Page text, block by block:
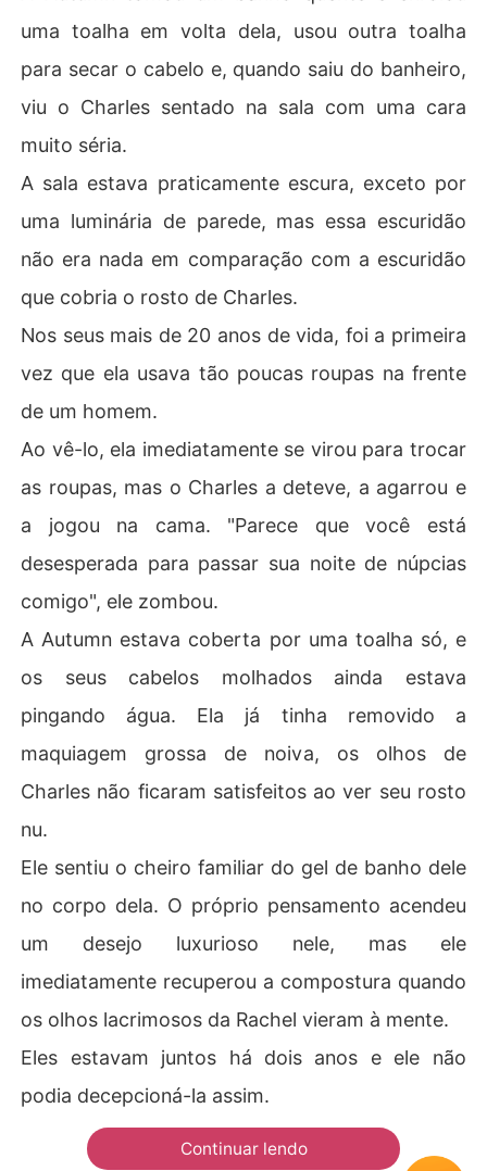
uma toalha em volta dela, usou outra toalha
para secar o cabelo e, quando saiu do banheiro,
viu o Charles sentado na sala com uma cara
muito séria.
A sala estava praticamente escura, exceto por
uma luminária de parede, mas essa escuridão
não era nada em comparação com a escuridão
que cobria o rosto de Charles.
Nos seus mais de 20 anos de vida, foi a primeira
vez que ela usava tão poucas roupas na frente
de um homem.
Ao vê-lo, ela imediatamente se virou para trocar
as roupas, mas o Charles a deteve, a agarrou e
a jogou na cama. "Parece que você está
desesperada para passar sua noite de núpcias
comigo", ele zombou.
A Autumn estava coberta por uma toalha só, e
os seus cabelos molhados ainda estava
pingando água. Ela já tinha removido a
maquiagem grossa de noiva, os olhos de
Charles não ficaram satisfeitos ao ver seu rosto
nu.
Ele sentiu o cheiro familiar do gel de banho dele
no corpo dela. O próprio pensamento acendeu
um desejo luxurioso nele, mas ele
imediatamente recuperou a compostura quando
os olhos lacrimosos da Rachel vieram à mente.
Eles estavam juntos há dois anos e ele não
podia decepcioná-la assim.
Continuar lendo